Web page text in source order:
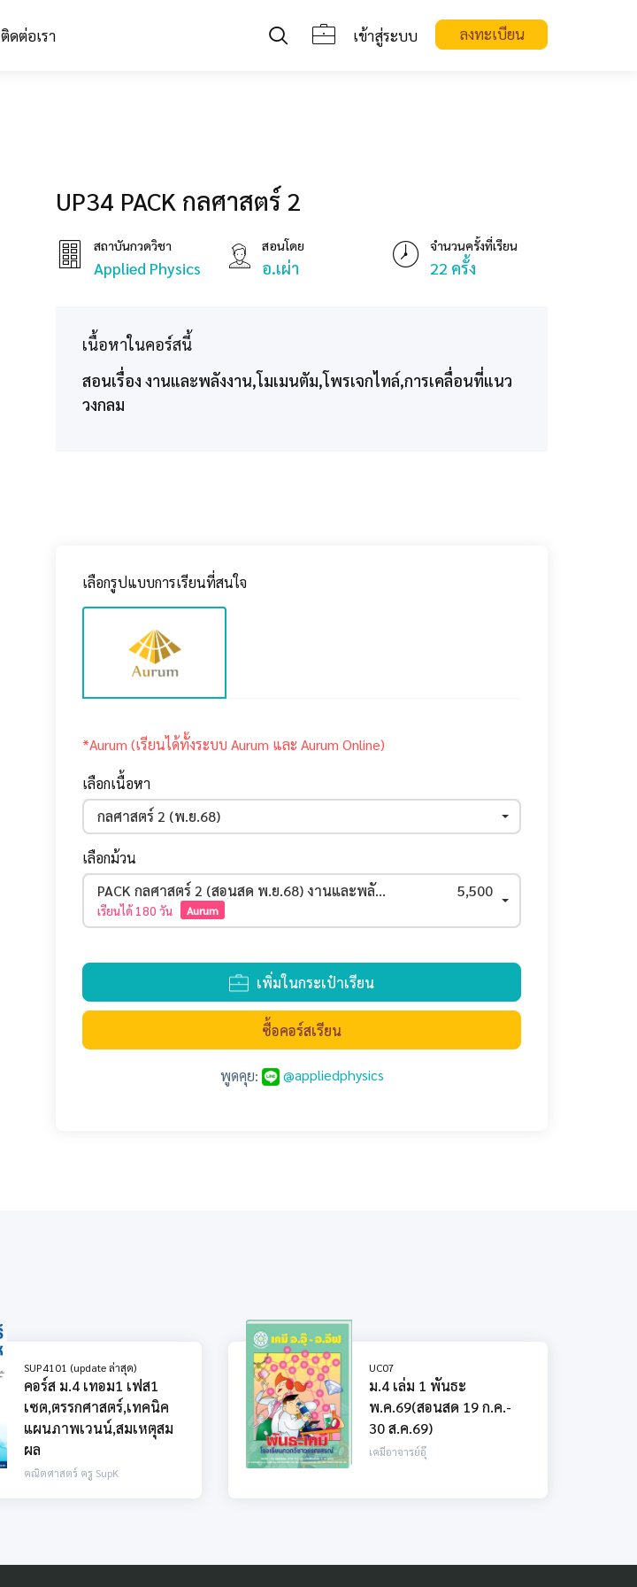
ติดต่อเรา เข้าสู่ระบบ ลงทะเบียน
UP34 PACK กลศาสตร์ 2
สถาบันกวดวิชา
Applied Physics
สอนโดย
อ.เผ่า
จำนวนครั้งที่เรียน
22 ครั้ง
เนื้อหาในคอร์สนี้
สอนเรื่อง งานและพลังงาน,โมเมนตัม,โพรเจกไทล์,การเคลื่อนที่แนว
วงกลม
เลือกรูปแบบการเรียนที่สนใจ
*Aurum (เรียนได้ทั้งระบบ Aurum และ Aurum Online)
เลือกเนื้อหา
กลศาสตร์ 2 (พ.ย.68)
เลือกม้วน
PACK กลศาสตร์ 2 (สอนสด พ.ย.68) งานและพลังงาน-โมเมนตัม-โฑรเจคไทล์-วงกลม-ซิมเปิ
เรียนได้180 วัน Aurum
5,500
เพิ่มในกระเป๋าเรียน
ซื้อคอร์สเรียน
พูดคุย: @appliedphysics
SUP4101 (update ล่าสุด)
คอร์ส ม.4 เทอม1 เฟส1
เซต,ตรรกศาสตร์,เทคนิค
แผนภาพเวนน์,สมเหตุสม
ผล
คณิตศาสตร์ ครู SupK
UC07
ม.4 เล่ม 1 พันธะ
พ.ค.69(สอนสด 19 ก.ค.-
30 ส.ค.69)
เคมีอาจารย์อุ๊